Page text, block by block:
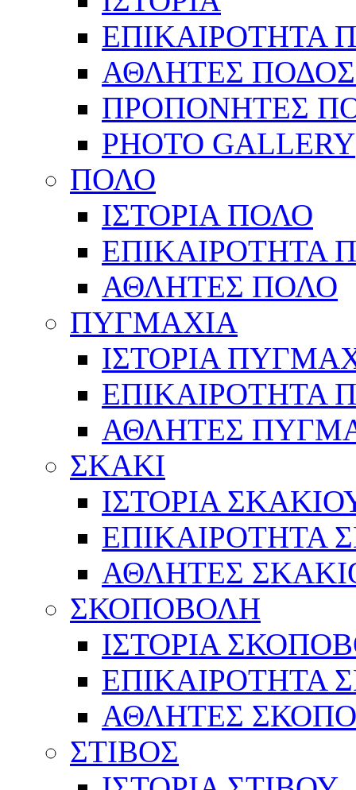
ΕΠΙΚΑΙΡΟΤΗΤΑ
ΑΘΛΗΤΕΣ
ΠΡΟΠΟΝΗΤΕΣ
PHOTO GALLERY
ΠΟΛΟ
ΙΣΤΟΡΙΑ ΠΟΛΟ
ΕΠΙΚΑΙΡΟΤΗΤΑ
ΑΘΛΗΤΕΣ ΠΟΛΟ
ΠΥΓΜΑΧΙΑ
ΙΣΤΟΡΙΑ
ΕΠΙΚΑΙΡΟΤΗΤΑ
ΑΘΛΗΤΕΣ
ΣΚΑΚΙ
ΙΣΤΟΡΙΑ
ΕΠΙΚΑΙΡΟΤΗΤΑ
ΑΘΛΗΤΕΣ
ΣΚΟΠΟΒΟΛΗ
ΙΣΤΟΡΙΑ
ΕΠΙΚΑΙΡΟΤΗΤΑ
ΑΘΛΗΤΕΣ
ΣΤΙΒΟΣ